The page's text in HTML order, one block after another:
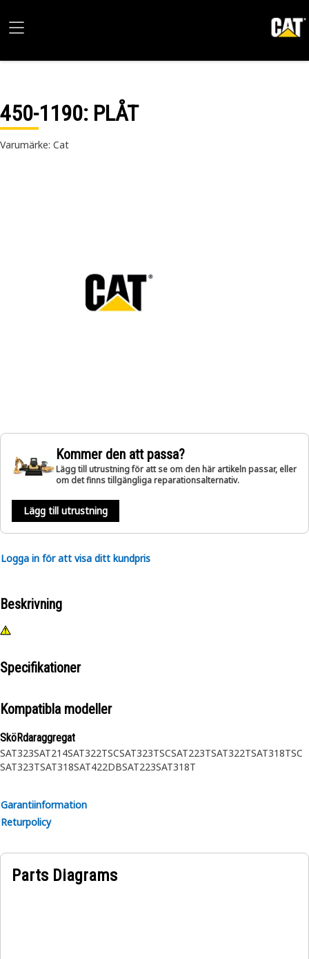
450-1190: PLÅT
Varumärke: Cat
Kommer den att passa?
Lägg till utrustning för att se om den här artikeln passar, eller
om det finns tillgängliga reparationsalternativ.
Lägg till utrustning
Logga in för att visa ditt kundpris
Beskrivning
Specifikationer
Kompatibla modeller
SköRdaraggregat
SAT323SAT214SAT322TSCSAT323TSCSAT223TSAT322TSAT318TSC
SAT323TSAT318SAT422DBSAT223SAT318T
Garantiinformation
Returpolicy
Parts Diagrams